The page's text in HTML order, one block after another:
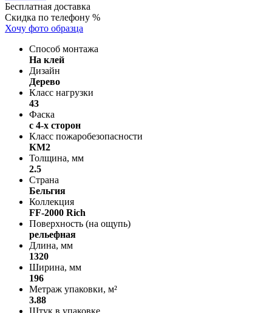
Бесплатная доставка
Скидка по телефону %
Хочу фото образца
Способ монтажа
На клей
Дизайн
Дерево
Класс нагрузки
43
Фаска
с 4-х сторон
Класс пожаробезопасности
КМ2
Толщина, мм
2.5
Страна
Бельгия
Коллекция
FF-2000 Rich
Поверхность (на ощупь)
рельефная
Длина, мм
1320
Ширина, мм
196
Метраж упаковки, м²
3.88
Штук в упаковке